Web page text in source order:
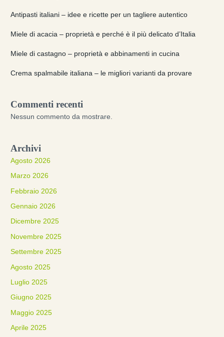
Antipasti italiani – idee e ricette per un tagliere autentico
Miele di acacia – proprietà e perché è il più delicato d’Italia
Miele di castagno – proprietà e abbinamenti in cucina
Crema spalmabile italiana – le migliori varianti da provare
Commenti recenti
Nessun commento da mostrare.
Archivi
Agosto 2026
Marzo 2026
Febbraio 2026
Gennaio 2026
Dicembre 2025
Novembre 2025
Settembre 2025
Agosto 2025
Luglio 2025
Giugno 2025
Maggio 2025
Aprile 2025